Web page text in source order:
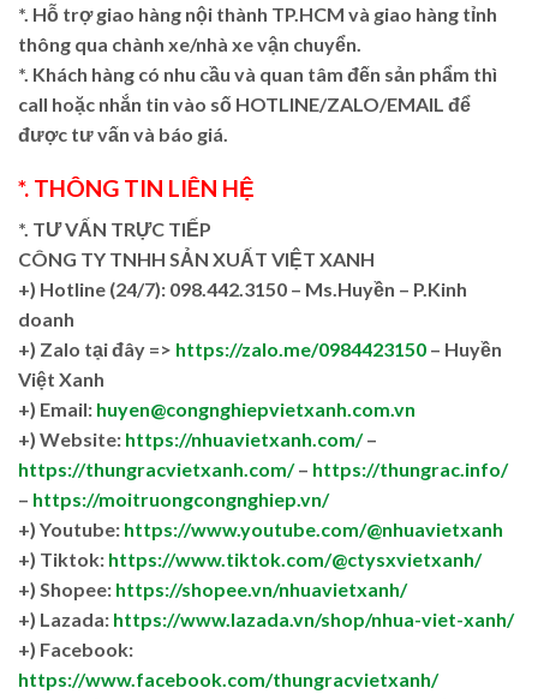
*. Hỗ trợ giao hàng nội thành TP.HCM và giao hàng tỉnh
thông qua chành xe/nhà xe vận chuyển.
*. Khách hàng có nhu cầu và quan tâm đến sản phẩm thì
call hoặc nhắn tin vào số HOTLINE/ZALO/EMAIL để
được tư vấn và báo giá.
*. THÔNG TIN LIÊN HỆ
*. TƯ VẤN TRỰC TIẾP
CÔNG TY TNHH SẢN XUẤT VIỆT XANH
+) Hotline (24/7): 098.442.3150 – Ms.Huyền – P.Kinh
doanh
+) Zalo tại đây => https://zalo.me/0984423150 – Huyền
Việt Xanh
+) Email: huyen@congnghiepvietxanh.com.vn
+) Website: https://nhuavietxanh.com/–
https://thungracvietxanh.com/– https://thungrac.info/
– https://moitruongcongnghiep.vn/
+) Youtube: https://www.youtube.com/@nhuavietxanh
+) Tiktok: https://www.tiktok.com/@ctysxvietxanh/
+) Shopee: https://shopee.vn/nhuavietxanh/
+) Lazada: https://www.lazada.vn/shop/nhua-viet-xanh/
+) Facebook:
https://www.facebook.com/thungracvietxanh/